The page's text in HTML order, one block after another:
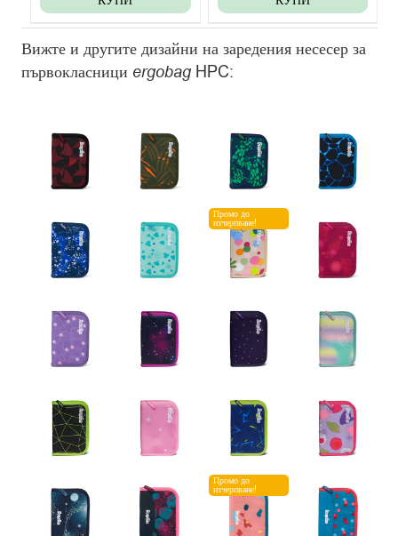
12.99 €
/
25.41
е:
9.99 €
/
Вижте и другите дизайни на заредения несесер за
първокласници ergobag HPC:
Промо до
изчерпване!
Промо до
изчерпване!